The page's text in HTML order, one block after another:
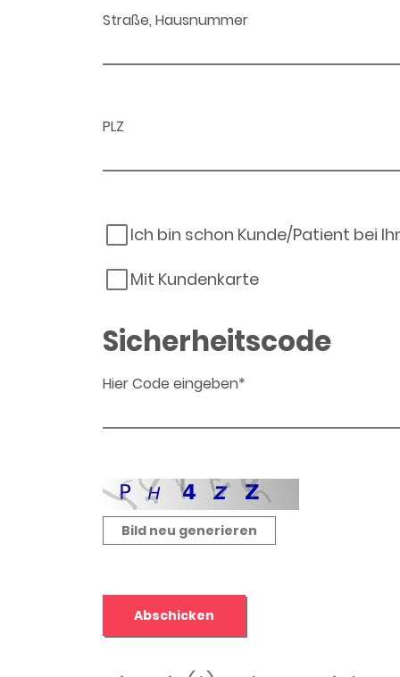
Straße, Hausnummer
PLZ
Ich bin schon Kunde/Patient bei
Mit Kundenkarte
Sicherheitscode
Hier Code eingeben*